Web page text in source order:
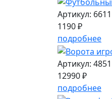
Артикул: 6611
1190 ₽
подробнее
Артикул: 4851
12990 ₽
подробнее